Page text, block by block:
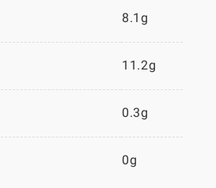
8.1g
11.2g
0.3g
0g